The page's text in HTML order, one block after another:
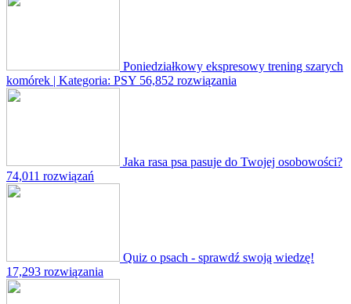
Poniedziałkowy ekspresowy trening szarych
komórek | Kategoria: PSY 56,852 rozwiązania
Jaka rasa psa pasuje do Twojej osobowości?
74,011 rozwiązań
Quiz o psach - sprawdź swoją wiedzę!
17,293 rozwiązania